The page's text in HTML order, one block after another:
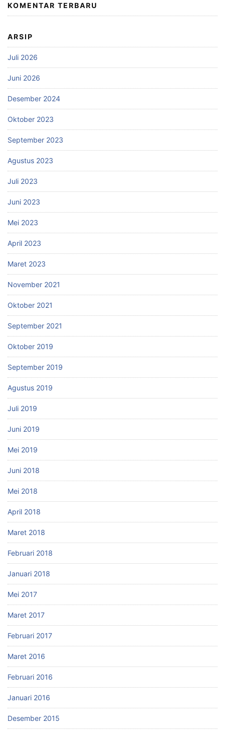
KOMENTAR TERBARU
ARSIP
Juli 2026
Juni 2026
Desember 2024
Oktober 2023
September 2023
Agustus 2023
Juli 2023
Juni 2023
Mei 2023
April 2023
Maret 2023
November 2021
Oktober 2021
September 2021
Oktober 2019
September 2019
Agustus 2019
Juli 2019
Juni 2019
Mei 2019
Juni 2018
Mei 2018
April 2018
Maret 2018
Februari 2018
Januari 2018
Mei 2017
Maret 2017
Februari 2017
Maret 2016
Februari 2016
Januari 2016
Desember 2015